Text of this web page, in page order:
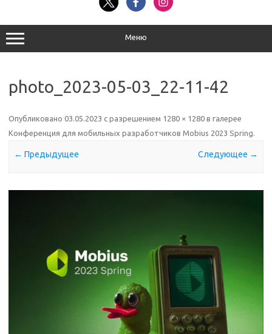
Меню
photo_2023-05-03_22-11-42
Опубликовано 03.05.2023 с разрешением 1280 × 1280 в галерее
Конференция для мобильных разработчиков Mobius 2023 Spring.
← Предыдущее Следующее →